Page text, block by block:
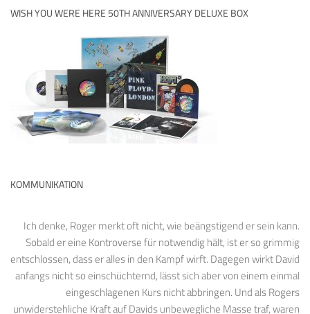
WISH YOU WERE HERE 50TH ANNIVERSARY DELUXE BOX
KOMMUNIKATION
Ich denke, Roger merkt oft nicht, wie beängstigend er sein kann.
Sobald er eine Kontroverse für notwendig hält, ist er so grimmig
entschlossen, dass er alles in den Kampf wirft. Dagegen wirkt David
anfangs nicht so einschüchternd, lässt sich aber von einem einmal
eingeschlagenen Kurs nicht abbringen. Und als Rogers
unwiderstehliche Kraft auf Davids unbewegliche Masse traf, waren